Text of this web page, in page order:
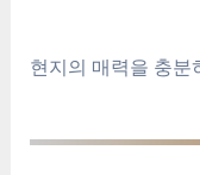
현지의 매력을 충분